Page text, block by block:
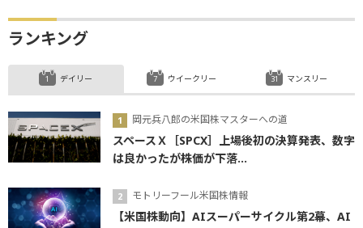
ランキング
デイリー
岡元兵八郎の米国株マスターへの道
スペースＸ［SPCX］上場後初の決算発表、数字
は良かったが株価が下落...
モトリーフール米国株情報
【米国株動向】AIスーパーサイクル第2幕、AI
ウイークリー マンスリー